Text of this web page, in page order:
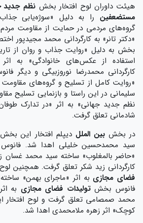
هیئت داوران لوح افتخار بخش نظم جدید
مستضعفین را به دلیل «سوژه‌یابی
گروه‌های مردمی در حمایت از مقاومت
«دکتر تانر» به کارگردانی محمد مجیدپور
بخش به دلیل «روایت جذاب و روان از
استفاده از عکس‌های خانوادگی» به اثر
کارگردانی محمدرضا نوروزبیگی و دیگر
«روایت کامل از تسلیح و گروه‌های
سلیمانی در این راستا و بازنمایی تسلیح
نظم جدید جهانی» به اثر «در تدارک
شادمانی تعلق گرفت.
در بخشبین المللدیپلم افتخار این
سید محمدحسین خلیلی اهدا شد.
«حاضر بالمغلوب» ساخته سید محمد غسان
کارگردانی زید شکر تعلق گرفت. همچنین
فضای مجازی به اثر «ماجرای بهمن»
فانوس بخشتولیدات فضای مجازی به
محمد صمصامی تعلق گرفت و لوح افتخار
کوچک» اثر زهره ملامحمدی اهدا شد.